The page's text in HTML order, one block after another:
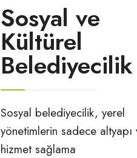
Sosyal ve
Kültürel
Belediyecilik
Sosyal belediyecilik, yerel
yönetimlerin sadece altyapı
hizmet sağlama